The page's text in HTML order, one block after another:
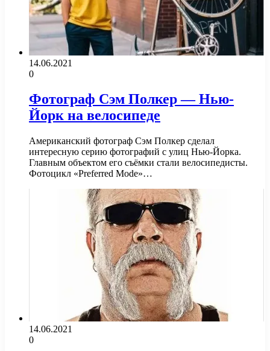
14.06.2021
0
Фотограф Сэм Полкер — Нью-
Йорк на велосипеде
Американский фотограф Сэм Полкер сделал
интересную серию фотографий с улиц Нью-Йорка.
Главным объектом его съёмки стали велосипедисты.
Фотоцикл «Preferred Mode»…
14.06.2021
0